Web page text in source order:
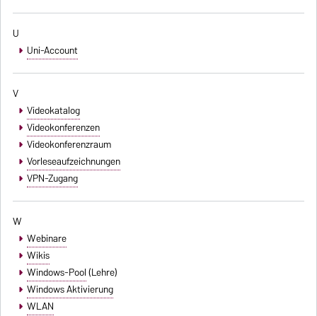
U
Uni-Account
V
Videokatalog
Videokonferenzen
Videokonferenzraum
Vorleseaufzeichnungen
VPN-Zugang
W
Webinare
Wikis
Windows-Pool(Lehre)
Windows Aktivierung
WLAN